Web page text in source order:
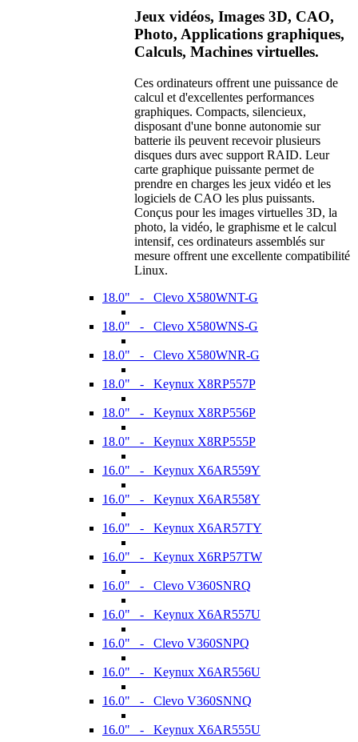
Jeux vidéos, Images 3D, CAO,
Photo, Applications graphiques,
Calculs, Machines virtuelles.
Ces ordinateurs offrent une puissance de
calcul et d'excellentes performances
graphiques. Compacts, silencieux,
disposant d'une bonne autonomie sur
batterie ils peuvent recevoir plusieurs
disques durs avec support RAID. Leur
carte graphique puissante permet de
prendre en charges les jeux vidéo et les
logiciels de CAO les plus puissants.
Conçus pour les images virtuelles 3D, la
photo, la vidéo, le graphisme et le calcul
intensif, ces ordinateurs assemblés sur
mesure offrent une excellente compatibilité
Linux.
18.0" - Clevo X580WNT-G
18.0" - Clevo X580WNS-G
18.0" - Clevo X580WNR-G
18.0" - Keynux X8RP557P
18.0" - Keynux X8RP556P
18.0" - Keynux X8RP555P
16.0" - Keynux X6AR559Y
16.0" - Keynux X6AR558Y
16.0" - Keynux X6AR57TY
16.0" - Keynux X6RP57TW
16.0" - Clevo V360SNRQ
16.0" - Keynux X6AR557U
16.0" - Clevo V360SNPQ
16.0" - Keynux X6AR556U
16.0" - Clevo V360SNNQ
16.0" - Keynux X6AR555U